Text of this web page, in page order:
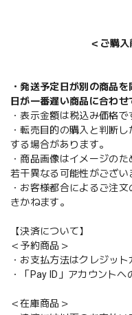
＜ご購
・発送予定日が別の商品
日が一番遅い商品に合わせ
・表示金額は税込み価格で
・転売目的の購入と判断
する場合があります。
・商品画像はイメージの
若干異なる可能性がござい
・お客様都合によるご注
きかねます。
【決済について】
＜予約商品＞
・お支払方法はクレジッ
・「Pay ID」アカウントへ
＜在庫商品＞